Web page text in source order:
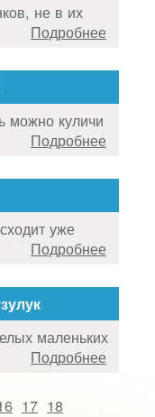
не в их
Подробнее
можно куличи
Подробнее
уже
Подробнее
маленьких
Подробнее
17 18